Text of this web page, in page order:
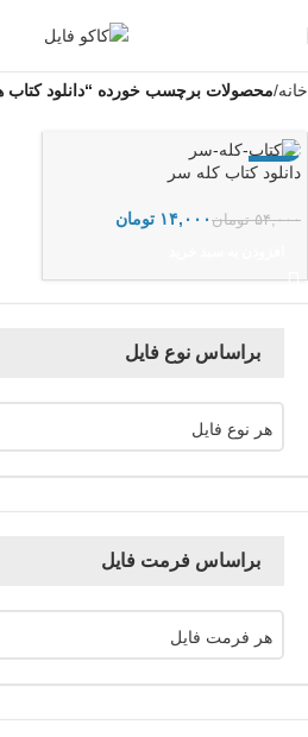
براساس نوع فایل
هر نوع فایل
براساس فرمت فایل
هر فرمت فایل
خانه محصولات برچسب خورده “دانلود
-74%
دانلود کتاب کله سر
۵۴,۰۰۰ تومان ۱۴,۰۰۰ تومان
انجام می